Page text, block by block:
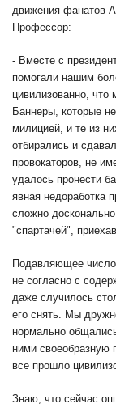
движения фанатов
Профессор:
- Вместе с
помогали нашим
цивилизованно, что
Баннеры, которые
милицией, и те из
отбирались и
провокаторов, не
удалось пронести
явная недоработка
сложно
"спартачей",
Подавляющее число
не согласно с
даже случилось
его снять. Мы
нормально
ними своеобразную
все прошло
Знаю, что сейчас